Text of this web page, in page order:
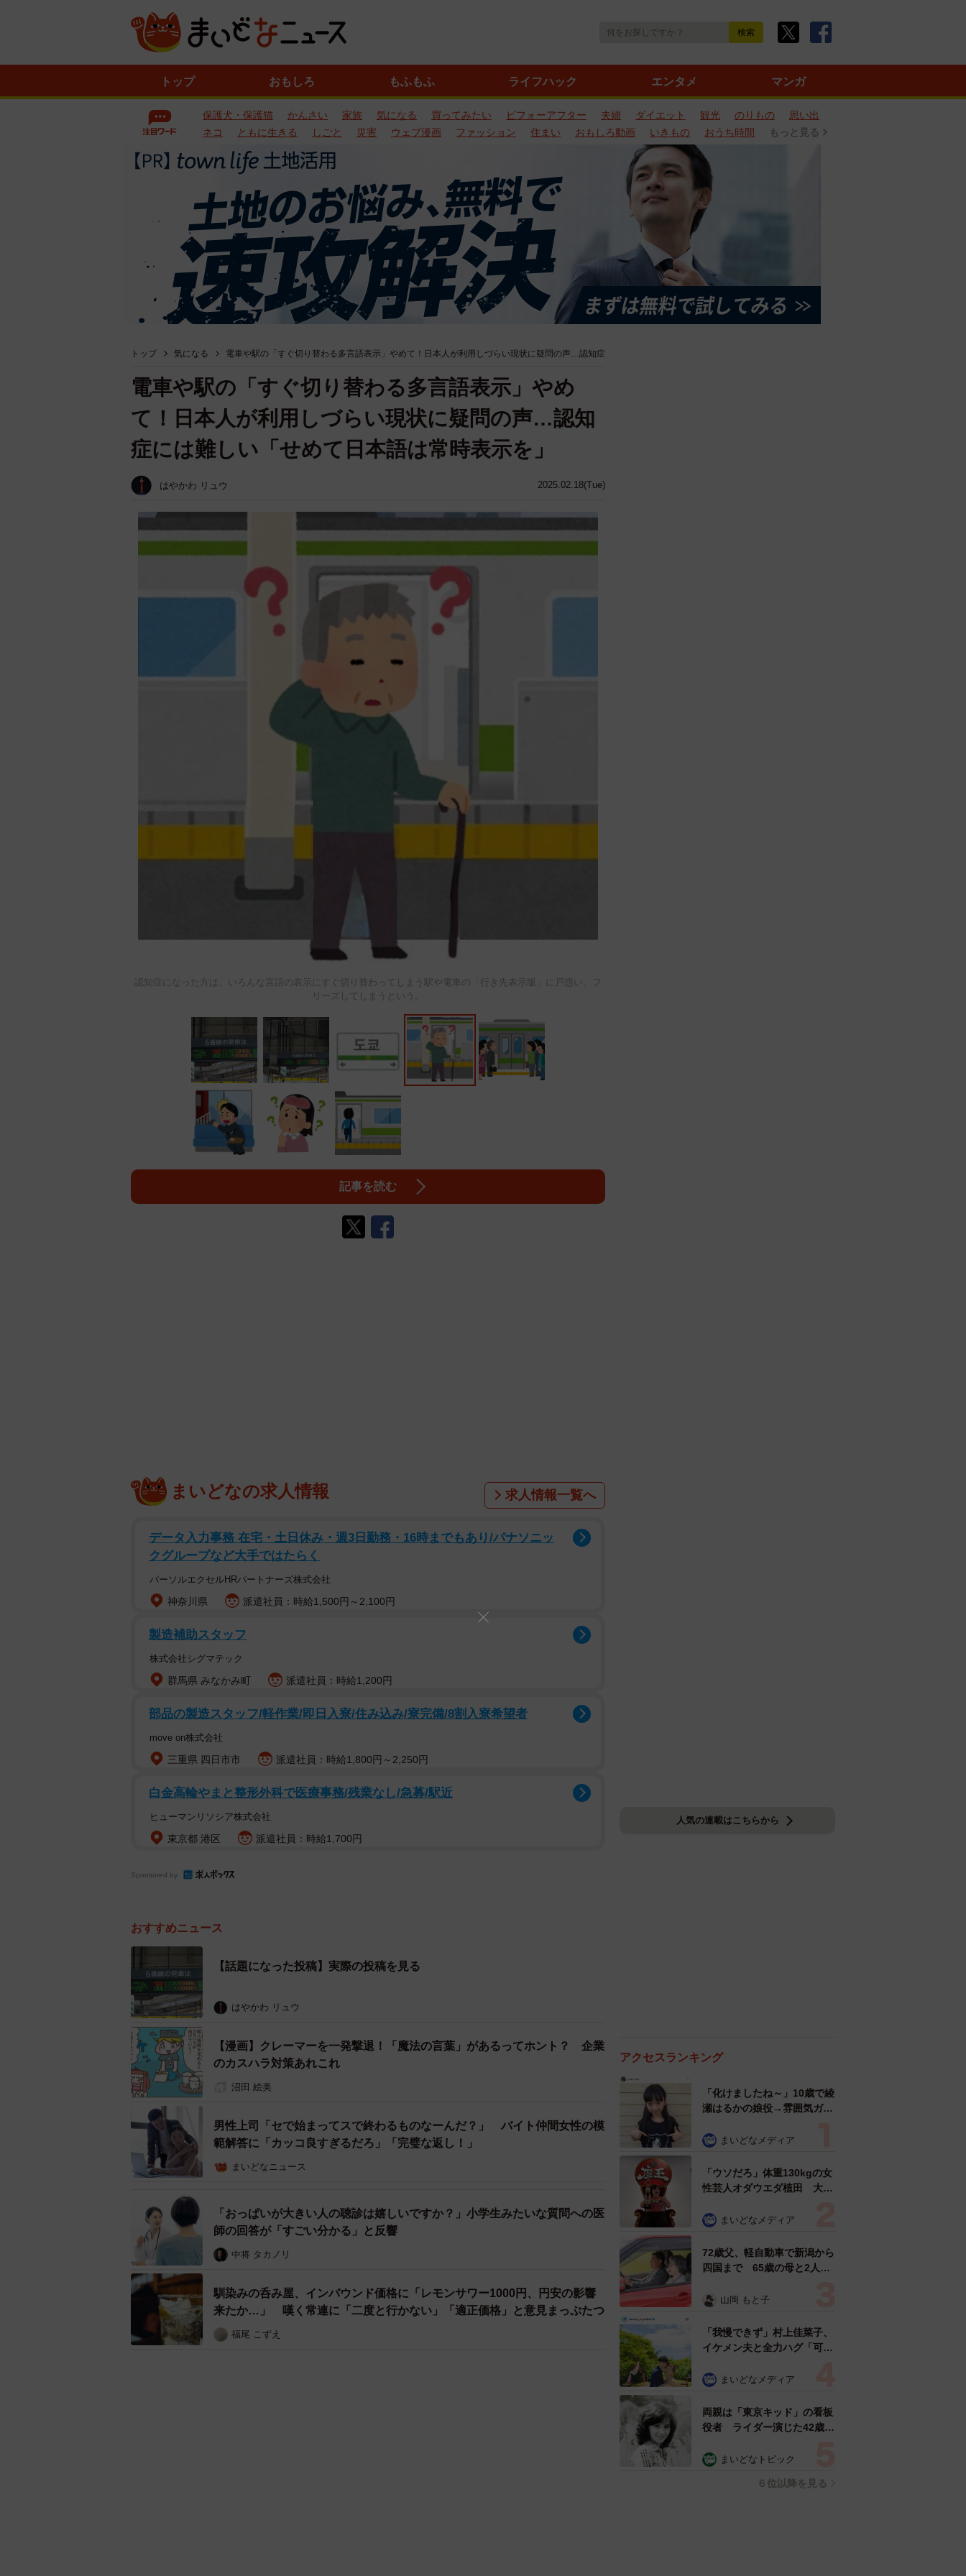
トップ おもしろ もふもふ ライフハック エンタメ マンガ
保護犬・保護猫 かんさい 家族 気になる 買ってみたい ビフォーアフター 夫婦 ダイエット 観光 のりもの
思い出
ネコ
ともに生きる しごと 災害 ウェブ漫画 ファッション 住まい おもしろ動画 いきもの おうち時間 もっと見る
トップ 気になる 電車や駅の「すぐ切り替わる多言語表示」やめて！日本人が利用しづらい現状に疑問の声…認知症
2025.02.18(Tue)
電車や駅の「すぐ切り替わる多言語表示」やめ
て！日本人が利用しづらい現状に疑問の声…認知
症には難しい「せめて日本語は常時表示を」
はやかわ リュウ
認知症になった方は、いろんな言語の表示にすぐ切り替わってしまう駅や電車の「行き先表示版」に戸惑い、フ
リーズしてしまうという。
記事を読む
まいどなの求人情報 求人情報一覧へ
データ入力事務 在宅・土日休み・週3日勤務・16時までもあり/パナソニッ
クグループなど大手ではたらく
パーソルエクセルHRパートナーズ株式会社
神奈川県 派遣社員：時給1,500円～2,100円
製造補助スタッフ
株式会社シグマテック
群馬県 みなかみ町 派遣社員：時給1,200円
部品の製造スタッフ/軽作業/即日入寮/住み込み/寮完備/8割入寮希望者
move on株式会社
三重県 四日市市 派遣社員：時給1,800円～2,250円
白金高輪やまと整形外科で医療事務/残業なし/急募/駅近
ヒューマンリソシア株式会社
東京都 港区 派遣社員：時給1,700円
Sponsored by
おすすめニュース
【話題になった投稿】実際の投稿を見る
はやかわ リュウ
【漫画】クレーマーを一発撃退！「魔法の言葉」があるってホント？ 企業
のカスハラ対策あれこれ
沼田 絵美
男性上司「セで始まってスで終わるものなーんだ？」 バイト仲間女性の模
範解答に「カッコ良すぎるだろ」「完璧な返し！」
まいどなニュース
「おっぱいが大きい人の聴診は嬉しいですか？」小学生みたいな質問への医
師の回答が「すごい分かる」と反響
中将 タカノリ
馴染みの呑み屋、インバウンド価格に「レモンサワー1000円、円安の影響
来たか…」 嘆く常連に「二度と行かない」「適正価格」と意見まっぷたつ
福尾 こずえ
人気の連載はこちらから
アクセスランキング
「化けましたね～」10歳で綾
瀬はるかの娘役→雰囲気ガラ
雰囲気が」「宝塚に入れそ
まいどなメディア
「ウソだろ」体重130kgの女
性芸人オダウエダ植田 大学
で」 まいどなメディア
72歳父、軽自動車で新潟から
四国まで 65歳の母と2人で
憩まで分刻み… 「大学生で
山岡 もと子
「我慢できず」村上佳菜子、
イケメン夫と全力ハグ「可愛
まいどなメディア
両親は「東京キッド」の看板
役者 ライダー演じた42歳元
ングフォト」計画を明言
まいどなトピック
６位以降を見る